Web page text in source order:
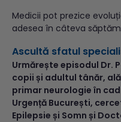
Medicii pot prezice
adesea în câteva
Ascultă sfatul
Urmărește episodul Dr.
copii și adultul tânăr,
primar neurologie în
Urgență București,
Epilepsie și Somn și